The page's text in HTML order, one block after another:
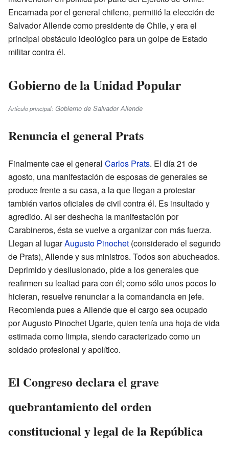
Encarnada por el general chileno, permitió la elección de
Salvador Allende como presidente de Chile, y era el
principal obstáculo ideológico para un golpe de Estado
militar contra él.
Gobierno de la Unidad Popular
Artículo principal: Gobierno de Salvador Allende
Renuncia el general Prats
Finalmente cae el general Carlos Prats. El día 21 de
agosto, una manifestación de esposas de generales se
produce frente a su casa, a la que llegan a protestar
también varios oficiales de civil contra él. Es insultado y
agredido. Al ser deshecha la manifestación por
Carabineros, ésta se vuelve a organizar con más fuerza.
Llegan al lugarAugusto Pinochet (considerado el segundo
de Prats), Allende y sus ministros. Todos son abucheados.
Deprimido y desilusionado, pide a los generales que
reafirmen su lealtad para con él; como sólo unos pocos lo
hicieran, resuelve renunciar a la comandancia en jefe.
Recomienda pues a Allende que el cargo sea ocupado
por Augusto Pinochet Ugarte, quien tenía una hoja de vida
estimada como limpia, siendo caracterizado como un
soldado profesional y apolítico.
El Congreso declara el grave
quebrantamiento del orden
constitucional y legal de la República